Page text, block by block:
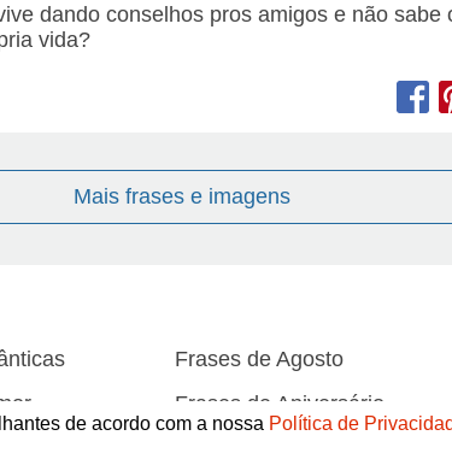
dando conselhos pros amigos e não sabe
vida?
Mais frases e imagens
Frases de Agosto
Frases de Aniversário
de acordo com a nossa Política de